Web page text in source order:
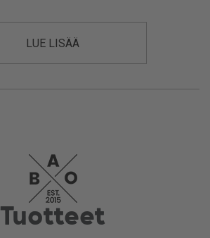
LUE LISÄÄ
Tuotteet